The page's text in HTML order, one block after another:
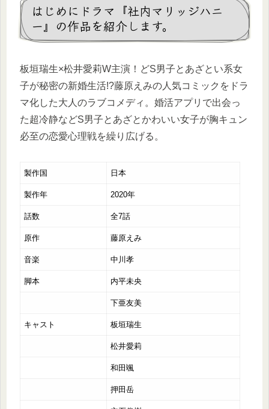
はじめにドラマ『社内マリッジハニ
ー』の作品を紹介します。
板垣瑞生×松井愛莉W主演！どS男子とあざとい系女
子が秘密の新婚生活!?藤原えみの人気コミックをドラ
マ化した大人のラブコメディ。婚活アプリで出会っ
た超冷静などS男子とあざとかわいい女子が胸キュン
必至の恋愛心理戦を繰り広げる。
製作国 日本
製作年 2020年
話数 全7話
原作 藤原えみ
音楽 中川孝
脚本 内平未央
下亜友美
キャスト 板垣瑞生
松井愛莉
和田颯
押田岳